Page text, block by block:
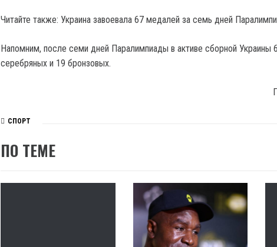
Читайте также: Украина завоевала 67 медалей за семь дней
Напомним, после семи дней Паралимпиады в активе сборной Украины
серебряных и 19 бронзовых.
СПОРТ
ПО ТЕМЕ